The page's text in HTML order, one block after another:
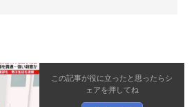
この記事が役に立ったと思ったらシ
ェアを押してね